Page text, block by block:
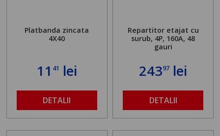
Platbanda zincata
4X40
11 41 lei
DETALII
Repartitor etajat cu
surub, 4P, 160A, 48
gauri
24397 lei
DETALII